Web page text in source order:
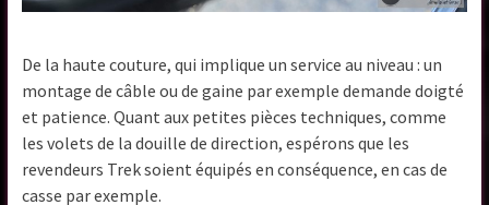
De la haute couture, qui implique un service au niveau : un
montage de câble ou de gaine par exemple demande doigté
et patience. Quant aux petites pièces techniques, comme
les volets de la douille de direction, espérons que les
revendeurs Trek soient équipés en conséquence, en cas de
casse par exemple.